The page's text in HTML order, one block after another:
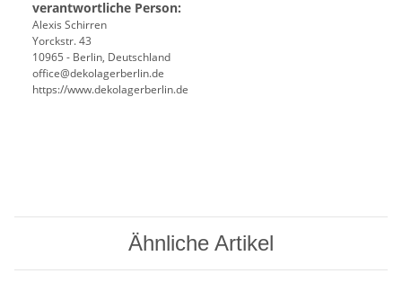
verantwortliche Person:
Alexis Schirren
Yorckstr. 43
10965 - Berlin, Deutschland
office@dekolagerberlin.de
https://www.dekolagerberlin.de
Ähnliche Artikel